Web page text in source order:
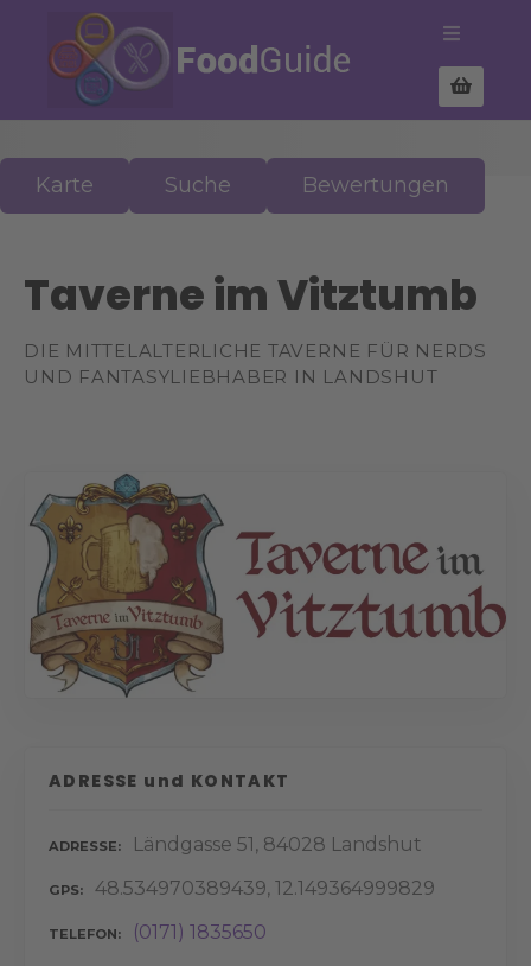
n
h
l
Karte Suche Bewertungen
Taverne im Vitztumb
DIE MITTELALTERLICHE TAVERNE FÜR NERDS
UND FANTASYLIEBHABER IN LANDSHUT
ADRESSE und KONTAKT
ADRESSE Ländgasse 51, 84028 Landshut
GPS 48.534970389439, 12.149364999829
TELEFON (0171) 1835650